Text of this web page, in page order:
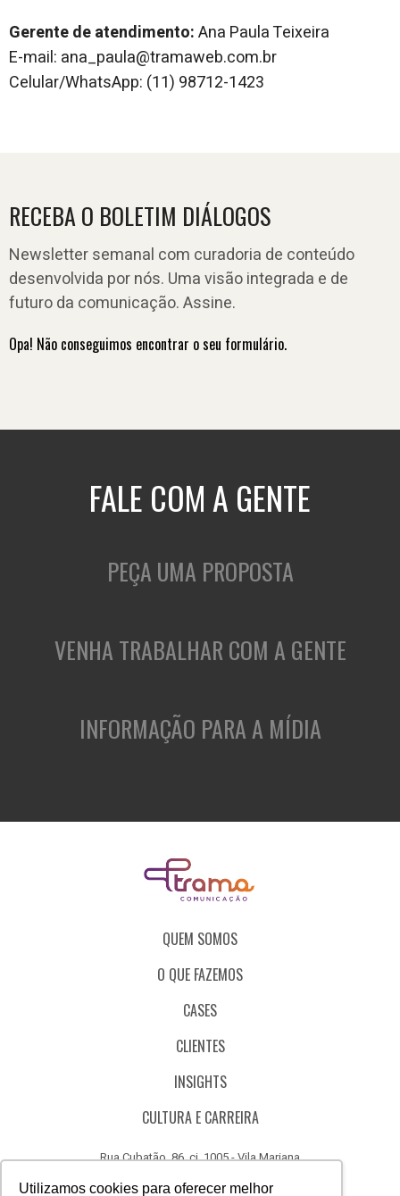
Utilizamos cookies para oferecer melhor
Gerente de atendimento:Ana Paula Teixeira
E-mail: ana_paula@tramaweb.com.br
Celular/WhatsApp: (11) 98712-1423
RECEBA O BOLETIM DIÁLOGOS
Newsletter semanal com curadoria de conteúdo
desenvolvida por nós. Uma visão integrada e de
futuro da comunicação. Assine.
Opa! Não conseguimos encontrar o seu formulário.
FALE COM A GENTE
PEÇA UMA PROPOSTA
VENHA TRABALHAR COM A GENTE
INFORMAÇÃO PARA A MÍDIA
QUEM SOMOS
O QUE FAZEMOS
CASES
CLIENTES
INSIGHTS
CULTURA E CARREIRA
Rua Cubatão, 86, cj. 1005 - Vila Mariana